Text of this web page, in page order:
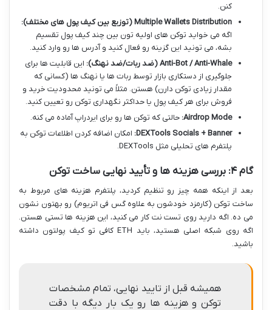
کنن.
Multiple Wallets Distribution (توزیع بین کیف پول های مختلف):
اگه می خواید توکن های اولیه تون بین چند کیف پول تقسیم
بشه، می تونید این گزینه رو فعال کنید و آدرس ها رو وارد کنید.
Anti-Bot / Anti-Whale (ضد ربات/ضد نهنگ):
این قابلیت ها برای
جلوگیری از دستکاری بازار توسط ربات ها یا نهنگ ها (کسانی که
مقدار زیادی توکن دارن) هستن. مثلاً می تونید محدودیت خرید و
فروش برای هر کیف پول یا حداکثر نگهداری توکن رو تعیین کنید.
Airdrop Mode: حالتی که توکن ها رو برای ایردراپ آماده می کنه.
DEXTools Socials + Banner: امکان اضافه کردن اطلاعات توکن به
پلتفرم های تحلیلی مثل DEXTools.
گام ۴: بررسی هزینه ها و تأیید نهایی ساخت توکن
بعد از اینکه همه چیز رو تنظیم کردید، پلتفرم هزینه های مربوط به
ساخت توکن (کارمزد خودشون به علاوه گس فی اتریوم) رو بهتون نشون
می ده. اگه دارید روی تست نت کار می کنید، این هزینه ها تستی هستن.
اگه روی شبکه اصلی هستید، باید ETH کافی تو کیف پولتون داشته
باشید.
همیشه قبل از تایید نهایی، تمام مشخصات
توکن و هزینه ها رو یک بار دیگه با دقت